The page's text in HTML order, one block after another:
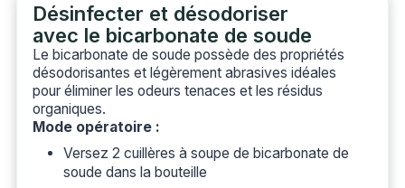
Désinfecter et désodoriser
avec le bicarbonate de soude
Le bicarbonate de soude possède des propriétés
désodorisantes et légèrement abrasives idéales
pour éliminer les odeurs tenaces et les résidus
organiques.
Mode opératoire :
Versez 2 cuillères à soupe de bicarbonate de
soude dans la bouteille